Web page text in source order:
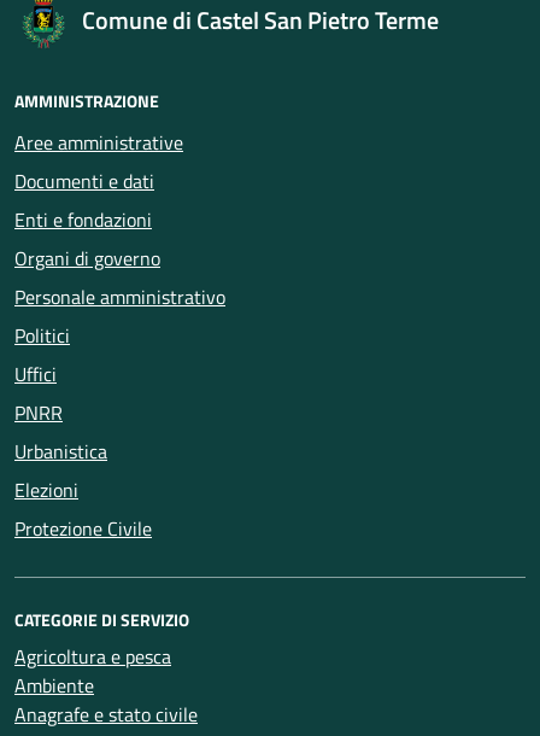
Comune di Castel San Pietro Terme
AMMINISTRAZIONE
Aree amministrative
Documenti e dati
Enti e fondazioni
Organi di governo
Personale amministrativo
Politici
Uffici
PNRR
Urbanistica
Elezioni
Protezione Civile
CATEGORIE DI SERVIZIO
Agricoltura e pesca
Ambiente
Anagrafe e stato civile